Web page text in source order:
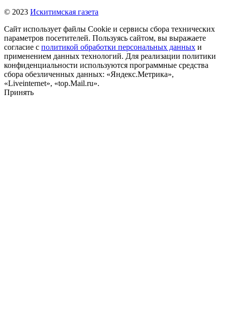
© 2023 Искитимская газета
Сайт использует файлы Cookie и сервисы сбора технических
параметров посетителей. Пользуясь сайтом, вы выражаете
согласие с политикой обработки персональных данных и
применением данных технологий. Для реализации политики
конфиденциальности используются программные средства
сбора обезличенных данных: «Яндекс.Метрика»,
«Liveinternet», «top.Mail.ru».
Принять